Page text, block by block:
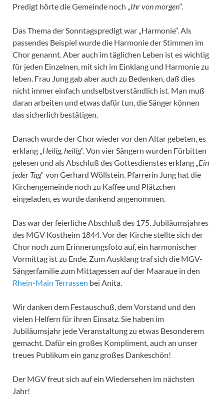
Predigt hörte die Gemeinde noch „Ihr von morgen“.
Das Thema der Sonntagspredigt war „Harmonie“. Als
passendes Beispiel wurde die Harmonie der Stimmen im
Chor genannt. Aber auch im täglichen Leben ist es wichtig
für jeden Einzelnen, mit sich im Einklang und Harmonie zu
leben. Frau Jung gab aber auch zu Bedenken, daß dies
nicht immer einfach undselbstverständlich ist. Man muß
daran arbeiten und etwas dafür tun, die Sänger können
das sicherlich bestätigen.
Danach wurde der Chor wieder vor den Altar gebeten, es
erklang „Heilig, heilig“. Von vier Sängern wurden Fürbitten
gelesen und als Abschluß des Gottesdienstes erklang „Ein
jeder Tag“ von Gerhard Wöllstein. Pfarrerin Jung hat die
Kirchengemeinde noch zu Kaffee und Plätzchen
eingeladen, es wurde dankend angenommen.
Das war der feierliche Abschluß des 175. Jubiläumsjahres
des MGV Kostheim 1844. Vor der Kirche stellte sich der
Chor noch zum Erinnerungsfoto auf, ein harmonischer
Vormittag ist zu Ende. Zum Ausklang traf sich die MGV-
Sängerfamilie zum Mittagessen auf der Maaraue in den
Rhein-Main Terrassen bei Anita.
Wir danken dem Festauschuß, dem Vorstand und den
vielen Helfern für ihren Einsatz. Sie haben im
Jubiläumsjahr jede Veranstaltung zu etwas Besonderem
gemacht. Dafür ein großes Kompliment, auch an unser
treues Publikum ein ganz großes Dankeschön!
Der MGV freut sich auf ein Wiedersehen im nächsten
Jahr!